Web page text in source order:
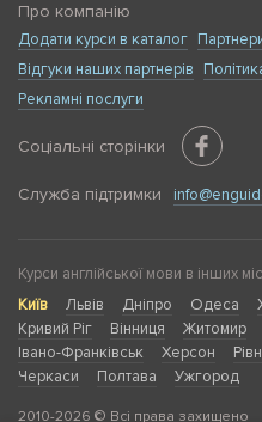
Про компанію
Додати курси в каталог
Відгуки наших партнерів
Рекламні послуги
Соціальні сторінки
Служба підтримки
Курси англійської мови в інших
Київ
Львів Дніпро Одеса
Кривий Ріг
Вінниця Житомир
Івано-Франківськ
Херсон
Черкаси
Полтава Ужгород
2010-2026 © Всі права захищено